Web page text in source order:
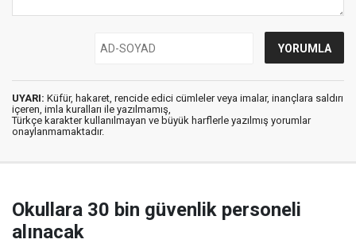
UYARI: Küfür, hakaret, rencide edici cümleler veya imalar, inançlara saldırı
içeren, imla kuralları ile yazılmamış,
Türkçe karakter kullanılmayan ve büyük harflerle yazılmış yorumlar
onaylanmamaktadır.
Okullara 30 bin güvenlik personeli
alınacak